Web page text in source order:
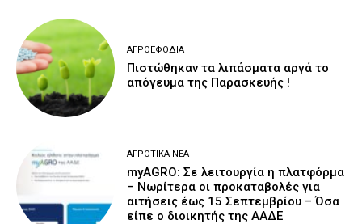
ΑΓΡΟΕΦΌΔΙΑ
Πιστώθηκαν τα λιπάσματα αργά το
απόγευμα της Παρασκευής !
ΑΓΡΟΤΙΚΆ ΝΈΑ
myAGRO: Σε λειτουργία η πλατφόρμα
– Νωρίτερα οι προκαταβολές για
αιτήσεις έως 15 Σεπτεμβρίου – Όσα
είπε ο διοικητής της ΑΑΔΕ